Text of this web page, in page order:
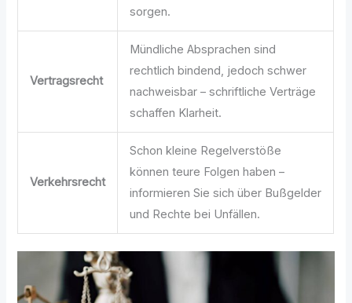
sorgen.
Vertragsrecht
Mündliche Absprachen sind
rechtlich bindend, jedoch schwer
nachweisbar – schriftliche Verträge
schaffen Klarheit.
Verkehrsrecht
Schon kleine Regelverstöße
können teure Folgen haben –
informieren Sie sich über Bußgelder
und Rechte bei Unfällen.